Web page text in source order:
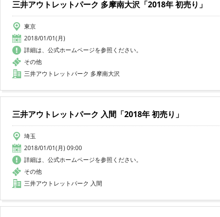
三井アウトレットパーク 多摩南大沢「2018年 初売り」
東京
2018/01/01(月)
詳細は、公式ホームページを参照ください。
その他
三井アウトレットパーク 多摩南大沢
三井アウトレットパーク 入間「2018年 初売り」
埼玉
2018/01/01(月) 09:00
詳細は、公式ホームページを参照ください。
その他
三井アウトレットパーク 入間